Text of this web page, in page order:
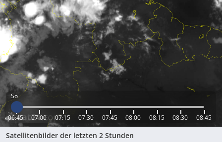
So
06:45 07:00 07:15 07:30 07:45 08:00 08:15 08:30 08:45
Satellitenbilder der letzten 2 Stunden